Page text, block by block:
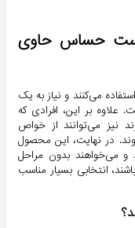
حساس حاوی
می‌کنند و نیاز به یک
علاوه بر این، افرادی که
نیز می‌توانند از خواص
در نهایت، این محصول
و می‌خواهند بدون مراحل
انتخابی بسیار مناسب